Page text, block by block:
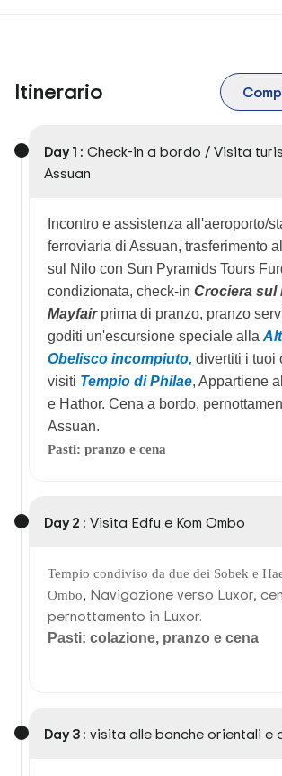
Itinerario
Day 1 : Check-in a bordo / Visita
Assuan
Incontro e assistenza all'aeroporto/
ferroviaria di Assuan, trasferimento
sul Nilo con Sun Pyramids Tours
condizionata, check-in Crociera sul
Mayfair prima di pranzo, pranzo
goditi un'escursione speciale alla
Obelisco incompiuto, divertiti i tuoi
visiti Tempio di Philae, Appartiene
e Hathor. Cena a bordo,
Assuan.
Pasti: pranzo e cena
Day 2 : Visita Edfu e Kom Ombo
Tempio condiviso da due dei Sobek e
Ombo, Navigazione verso Luxor,
pernottamento in Luxor.
Pasti: colazione, pranzo e cena
Day 3 : visita alle banche orientali e